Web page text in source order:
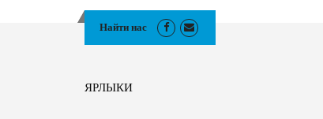
Найти нас
ЯРЛЫКИ